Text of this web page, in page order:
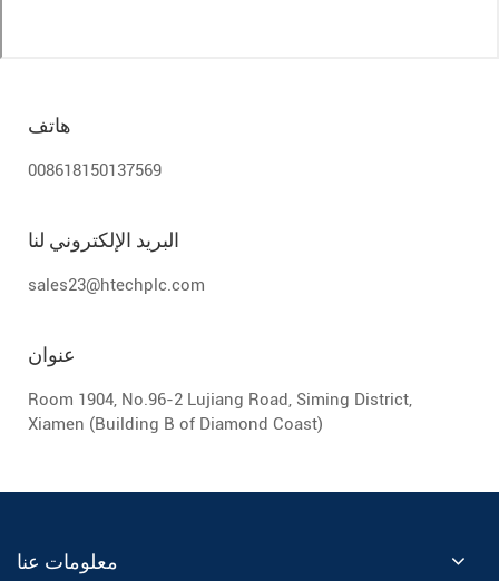
هاتف
008618150137569
البريد الإلكتروني لنا
sales23@htechplc.com
عنوان
Room 1904, No.96-2 Lujiang Road, Siming District,
Xiamen (Building B of Diamond Coast)
معلومات عنا